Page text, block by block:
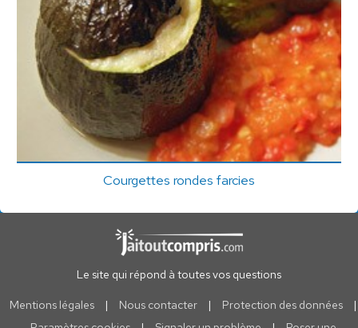
Courgettes rondes farcies
Le site qui répond à toutes vos questions
Mentions légales | Nous contacter | Protection des données
|